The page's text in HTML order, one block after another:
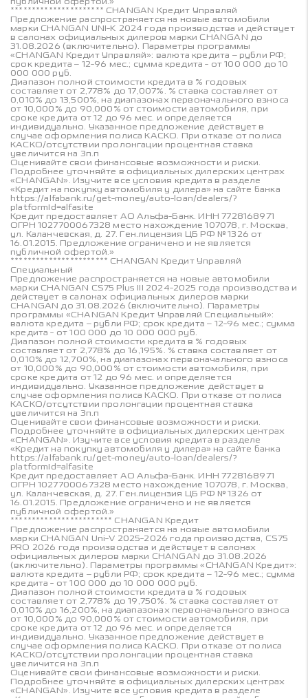
********************** CHANGAN Кредит Управляй
Предложение распространяется на новые автомобили
марки CHANGAN UNI-K 2024 года производства и действует
в салонах официальных дилеров марки CHANGAN до
31.08.2026 (включительно). Параметры программы
«CHANGAN Кредит Управляй»: валюта кредита – рубли РФ;
срок кредита – 12-96 мес.; сумма кредита - от 100 000 до 10
000 000 руб.
Диапазон полной стоимости кредита в % годовых
составляет от 2,778% до 17,007%. % ставка составляет от
0,010% до 13,500%, на диапазонах первоначального взноса
от 10,000% до 90,000% от стоимости автомобиля, при
сроке кредита от 12 до 96 мес. и определяется
индивидуально. Указанное предложение действует в
случае оформления полиса КАСКО. При отказе от полиса
КАСКО/отсутствии пролонгации процентная ставка
увеличится на 3п.п
Оценивайте свои финансовые возможности и риски.
Подробнее уточняйте в официальных дилерских центрах
«CHANGAN». Изучите все условия кредита в разделе
«Кредит на покупку автомобиля у дилера» на сайте банка
https://alfabank.ru/get-money/auto-loan/dealers/?
platformId=alfasite
Кредит предоставляет АО Альфа-Банк. ИНН 7728168971
ОГРН 1027700067328 место нахождение 107078, г. Москва,
ул. Каланчевская, д. 27. Ген.лицензия ЦБ РФ № 1326 от
16.01.2015. Предложение ограничено и не является
публичной офертой.»
*********************** CHANGAN Кредит Управляй
Специальный
Предложение распространяется на новые автомобили
марки CHANGAN CS75 Plus III 2024-2025 года производства и
действует в салонах официальных дилеров марки
CHANGAN до 31.08.2026 (включительно). Параметры
программы «CHANGAN Кредит Управляй Специальный»:
валюта кредита – рубли РФ; срок кредита – 12-96 мес.; сумма
кредита - от 100 000 до 10 000 000 руб.
Диапазон полной стоимости кредита в % годовых
составляет от 2,778% до 16,195%. % ставка составляет от
0,010% до 12,700%, на диапазонах первоначального взноса
от 10,000% до 90,000% от стоимости автомобиля, при
сроке кредита от 12 до 96 мес. и определяется
индивидуально. Указанное предложение действует в
случае оформления полиса КАСКО. При отказе от полиса
КАСКО/отсутствии пролонгации процентная ставка
увеличится на 3п.п
Оценивайте свои финансовые возможности и риски.
Подробнее уточняйте в официальных дилерских центрах
«CHANGAN». Изучите все условия кредита в разделе
«Кредит на покупку автомобиля у дилера» на сайте банка
https://alfabank.ru/get-money/auto-loan/dealers/?
platformId=alfasite
Кредит предоставляет АО Альфа-Банк. ИНН 7728168971
ОГРН 1027700067328 место нахождение 107078, г. Москва,
ул. Каланчевская, д. 27. Ген.лицензия ЦБ РФ № 1326 от
16.01.2015. Предложение ограничено и не является
публичной офертой.»
************************ CHANGAN Кредит
Предложение распространяется на новые автомобили
марки CHANGAN Uni-V 2025-2026 года производства, CS75
PRO 2026 года производства и действует в салонах
официальных дилеров марки CHANGAN до 31.08.2026
(включительно). Параметры программы «CHANGAN Кредит»:
валюта кредита – рубли РФ; срок кредита – 12-96 мес.; сумма
кредита - от 100 000 до 10 000 000 руб.
Диапазон полной стоимости кредита в % годовых
составляет от 2,778% до 19,750%. % ставка составляет от
0,010% до 16,200%, на диапазонах первоначального взноса
от 10,000% до 90,000% от стоимости автомобиля, при
сроке кредита от 12 до 96 мес. и определяется
индивидуально. Указанное предложение действует в
случае оформления полиса КАСКО. При отказе от полиса
КАСКО/отсутствии пролонгации процентная ставка
увеличится на 3п.п
Оценивайте свои финансовые возможности и риски.
Подробнее уточняйте в официальных дилерских центрах
«CHANGAN». Изучите все условия кредита в разделе